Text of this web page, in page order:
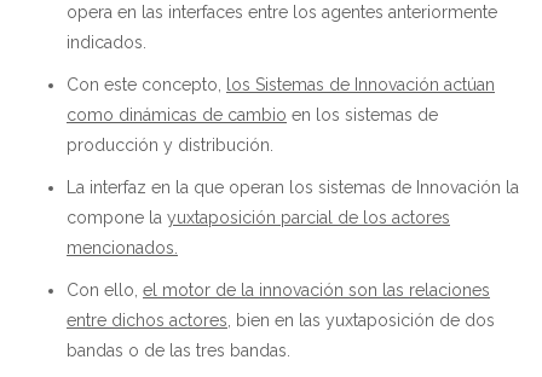
opera en las interfaces entre los agentes anteriormente
indicados.
Con este concepto,
los Sistemas de Innovación actúan
como dinámicas de cambio en los sistemas de
producción y distribución.
La interfaz en la que operan los sistemas de Innovación la
compone la yuxtaposición parcial de los actores
mencionados.
Con ello, el motor de la innovación son las relaciones
entre dichos actores,
bien en las yuxtaposición de dos
bandas o de las tres bandas.